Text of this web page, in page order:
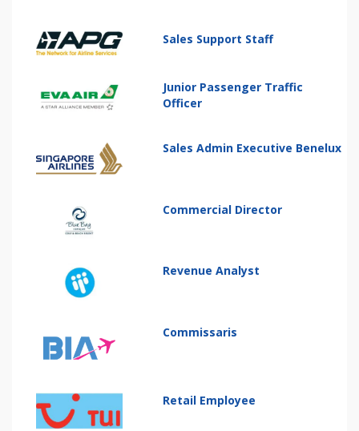
Sales Support Staff
Junior Passenger Traffic
Officer
Sales Admin Executive Benelux
Commercial Director
Revenue Analyst
Commissaris
Retail Employee